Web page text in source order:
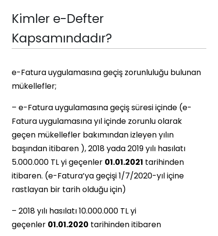
Kimler e-Defter
Kapsamındadır?
e-Fatura uygulamasına geçiş zorunluluğu bulunan
mükellefler;
– e-Fatura uygulamasına geçiş süresi içinde (e-
Fatura uygulamasına yıl içinde zorunlu olarak
geçen mükellefler bakımından izleyen yılın
başından itibaren ), 2018 yada 2019 yılı hasılatı
5.000.000 TL yi geçenler 01.01.2021 tarihinden
itibaren. (e-Fatura’ya geçişi 1/7/2020-yıl içine
rastlayan bir tarih olduğu için)
– 2018 yılı hasılatı 10.000.000 TL yi
geçenler 01.01.2020 tarihinden itibaren